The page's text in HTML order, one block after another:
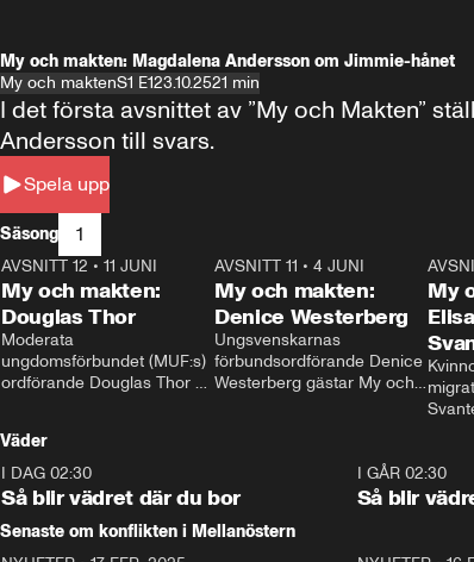
My och makten: Magdalena Andersson om Jimmie-hånet
My och maktenS1 E123.10.2521 min
Spela upp
I det första avsnittet av ”My och Makten”
Andersson till svars.
Säsong 1
26:27
AVSNITT 12 • 11 JUNI
My och makten:
Douglas Thor
Moderata
ungdomsförbundet (MUF:s)
ordförande Douglas Thor
tonårsutvisningarna och hur
Moderaterna ska locka
väljare till valet i höst.
23:40
AVSNITT 11 •4 JUNI
My och makten:
Denice Westerberg
Ungsvenskarnas
förbundsordförande Denice
Westerberg gästar My och
My
Väder
I DAG 02:30
Så blir vädret där du bor
I GÅR 02:30
Så blir
Senaste om konflikten i Mellanöstern